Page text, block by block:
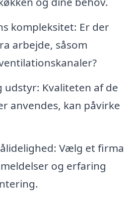
kompleksitet: Er der
arbejde, såsom
udstyr: Kvaliteten af de
anvendes, kan påvirke
Vælg et firma
og erfaring